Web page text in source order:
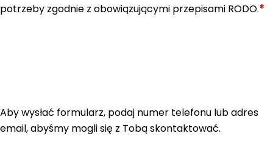
potrzeby zgodnie z obowiązującymi przepisami RODO.*
Aby wysłać formularz, podaj numer telefonu lub adres
email, abyśmy mogli się z Tobą skontaktować.